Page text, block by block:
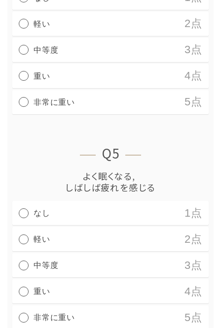
軽い 2点
中等度 3点
重い 4点
非常に重い 5点
Q5
よく眠くなる,
しばしば疲れを感じる
なし 1点
軽い 2点
中等度 3点
重い 4点
非常に重い 5点